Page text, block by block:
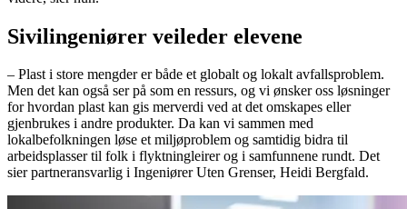
Sivilingeniører veileder elevene
– Plast i store mengder er både et globalt og lokalt avfallsproblem.
Men det kan også ser på som en ressurs, og vi ønsker oss løsninger
for hvordan plast kan gis merverdi ved at det omskapes eller
gjenbrukes i andre produkter. Da kan vi sammen med
lokalbefolkningen løse et miljøproblem og samtidig bidra til
arbeidsplasser til folk i flyktningleirer og i samfunnene rundt. Det
sier partneransvarlig i Ingeniører Uten Grenser, Heidi Bergfald.